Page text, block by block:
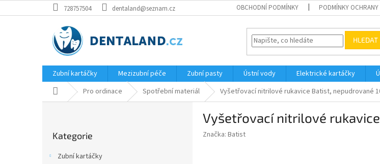
na
728757504 dentaland@seznam.cz OBCHODNÍ PODMÍNKY PODMÍNKY
HLEDAT
Zubní kartáčky Mezizubní péče Zubní pasty Ústní vody Elektrické kartáčky
Domů Pro ordinace Spotřební materiál Vyšetřovací nitrilové rukavice Batist, nepudrované
kategorie
Kategorie
Zubní kartáčky
Vyšetřovací nitrilové
Značka: Batist